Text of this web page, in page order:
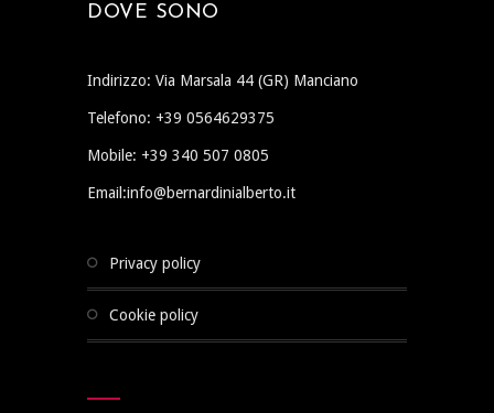
DOVE SONO
Indirizzo: Via Marsala 44 (GR) Manciano
Telefono: +39 0564629375
Mobile: +39 340 507 0805
Email:info@bernardinialberto.it
privacy policy
cookie policy